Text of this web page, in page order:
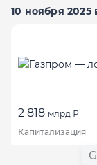
10 ноября 2025
2 818 млрд ₽
Капитализация